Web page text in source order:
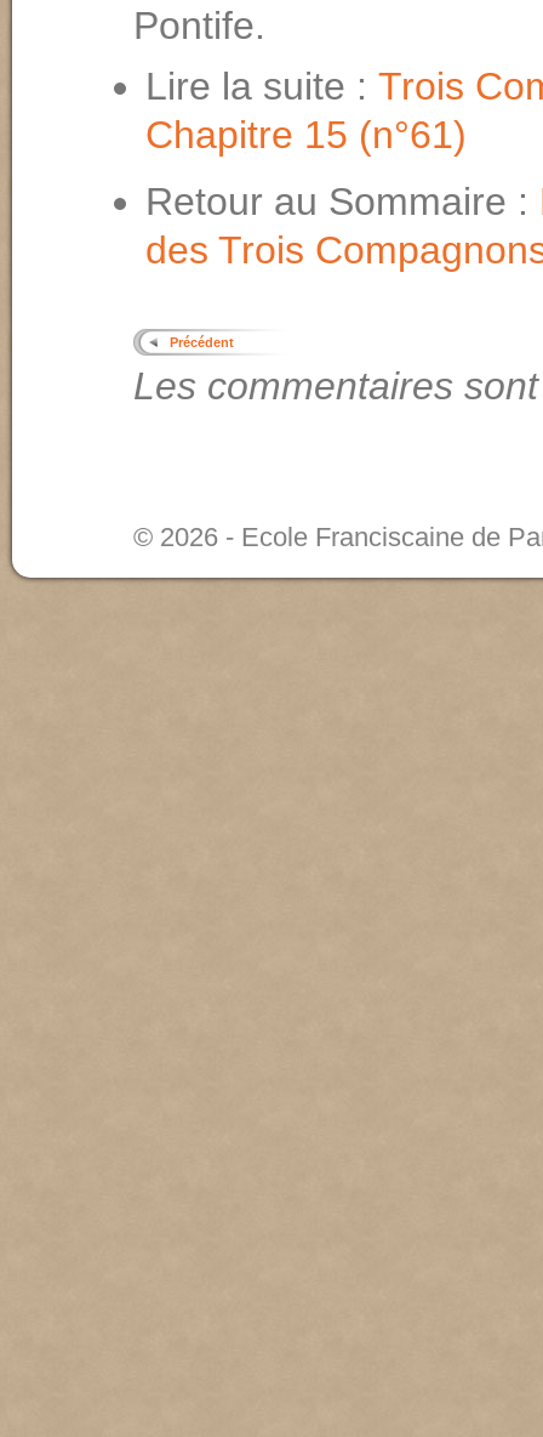
Pontife.
Lire la suite : Trois
Chapitre 15 (n°61)
Retour au Sommaire :
des Trois
Précédent
Les commentaires
© 2026 - Ecole Franciscaine de